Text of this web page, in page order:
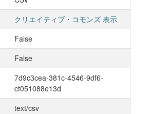
クリエイティブ・コモンズ 表示
False
False
7d9c3cea-381c-4546-9df6-
cf051088e13d
text/csv